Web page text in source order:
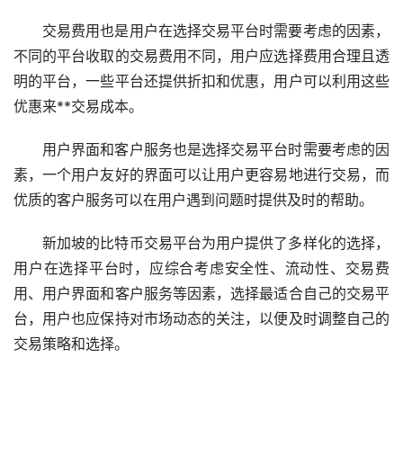
交易费用也是用户在选择交易平台时需要考虑的因素，
不同的平台收取的交易费用不同，用户应选择费用合理且透
明的平台，一些平台还提供折扣和优惠，用户可以利用这些
优惠来**交易成本。
用户界面和客户服务也是选择交易平台时需要考虑的因
素，一个用户友好的界面可以让用户更容易地进行交易，而
优质的客户服务可以在用户遇到问题时提供及时的帮助。
新加坡的比特币交易平台为用户提供了多样化的选择，
用户在选择平台时，应综合考虑安全性、流动性、交易费
用、用户界面和客户服务等因素，选择最适合自己的交易平
台，用户也应保持对市场动态的关注，以便及时调整自己的
交易策略和选择。